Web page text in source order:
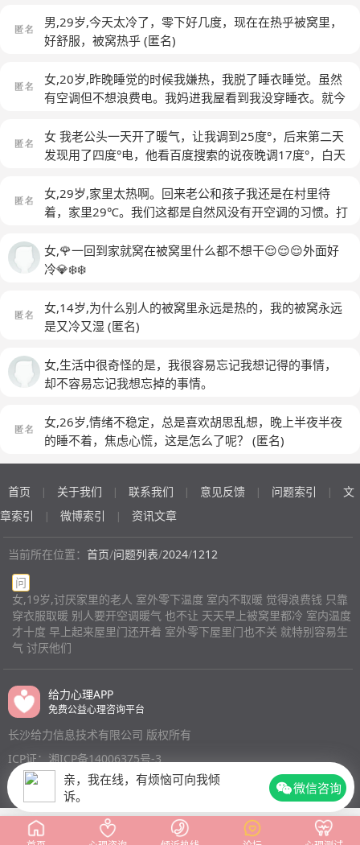
亲，我在线，有烦恼可向我倾
诉。
微信咨询
男,29岁,今天太冷了，零下好几度，现在在热乎被窝里，
好舒服，被窝热乎 (匿名)
女,20岁,昨晚睡觉的时候我嫌热，我脱了睡衣睡觉。虽然
有空调但不想浪费电。我妈进我屋看到我没穿睡衣。就今
解释了，我妈还是自己说自己的。(匿名)
女 我老公头一天开了暖气，让我调到25度°，后来第二天
发现用了四度°电，他看百度搜索的说夜晚调17度°，白天
我没知觉了！也说不上来什么原因，我冷得就要浑身不对
劲了！躺着不舒服坐起来不舒服，我爸爸气得骂我他们家
去公园散步(匿名)
女,29岁,家里太热啊。回来老公和孩子我还是在村里待
着，家里29℃。我们这都是自然风没有开空调的习惯。打
轻负担了哈哈。(匿名)
女,🌹一回到家就窝在被窝里什么都不想干😌😌😌外面好
冷💎❄️❄️
女,14岁,为什么别人的被窝里永远是热的，我的被窝永远
是又冷又湿 (匿名)
女,生活中很奇怪的是，我很容易忘记我想记得的事情，
却不容易忘记我想忘掉的事情。
女,26岁,情绪不稳定，总是喜欢胡思乱想，晚上半夜半夜
的睡不着，焦虑心慌，这是怎么了呢？ (匿名)
首页 | 关于我们 | 联系我们 | 意见反馈 | 问题索引 |
文
章索引
| 微博索引 | 资讯文章
当前所在位置： 首页/问题列表/2024/1212
问
女,19岁,讨厌家里的老人 室外零下温度 室内不取暖 觉得浪费钱 只靠
穿衣服取暖 别人要开空调暖气 也不让 天天早上被窝里都冷 室内温度
才十度 早上起来屋里门还开着 室外零下屋里门也不关 就特别容易生
气 讨厌他们
给力心理APP
免费公益心理咨询平台
长沙给力信息技术有限公司 版权所有
ICP证：湘ICP备14006375号-3